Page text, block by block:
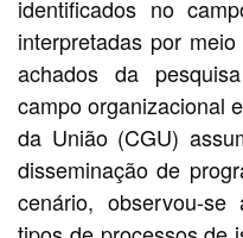
identificados no
interpretadas por
achados da
campo organizacional
da União (CGU)
disseminação de
cenário, observou-